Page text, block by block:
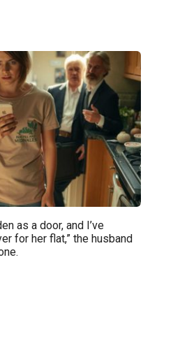
as a door, and I’ve
for her flat,” the husband